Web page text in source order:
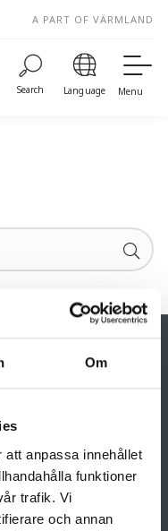
Om
att anpassa innehållet
funktioner
trafik. Vi
och annan
A PART OF VÄRMLAND
Search Language Menu
Travel to Värmland
i Värmland